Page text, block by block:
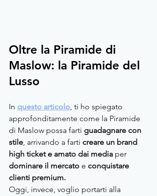
Oltre la Piramide di
Maslow: la Piramide del
Lusso
In questo articolo, ti ho spiegato
approfonditamente come la Piramide
di Maslow possa farti guadagnare con
stile, arrivando a farti creare un brand
high ticket e amato dai media per
dominare il mercato e conquistare
clienti premium.
Oggi, invece, voglio portarti alla